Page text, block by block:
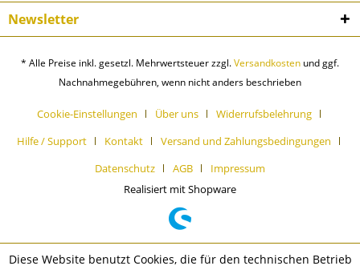
Newsletter
* Alle Preise inkl. gesetzl. Mehrwertsteuer zzgl.Versandkosten und ggf.
Nachnahmegebühren, wenn nicht anders beschrieben
Cookie-Einstellungen Über uns
Widerrufsbelehrung
Hilfe / Support
Kontakt
Versand und Zahlungsbedingungen
Datenschutz
AGB
Impressum
Realisiert mit Shopware
Diese Website benutzt Cookies, die für den technischen Betrieb